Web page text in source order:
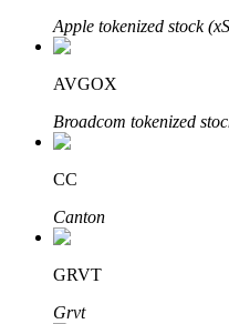
Bitruści Partnerzy
Apple tokenized stock
AVGOX
Broadcom tokenized
CC
Canton
GRVT
Grvt